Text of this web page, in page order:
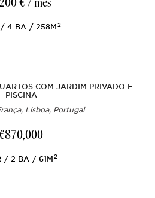
€ / mês
4 BA 258M2
COM JARDIM PRIVADO E
PISCINA
Lisboa, Portugal
2 BA 61M2